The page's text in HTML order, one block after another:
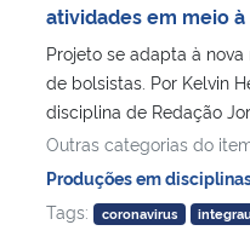
atividades em meio
Projeto se adapta à
de bolsistas. Por Kelvin
disciplina de Redação
Outras categorias do
Produções em
Tags:
coronavirus